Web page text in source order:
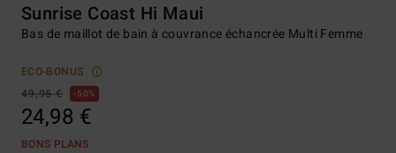
Sunrise Coast Hi Maui
Bas de maillot de bain à couvrance échancrée Multi Femme
ECO-BONUS
49,95 €
50%
24,98 €
BONS PLANS